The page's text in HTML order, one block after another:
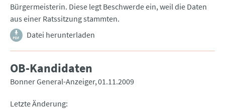
Bürgermeisterin. Diese legt Beschwerde ein, weil die Daten
aus einer Ratssitzung stammten.
Datei herunterladen
OB-Kandidaten
Bonner General-Anzeiger 01.11.2009
Letzte Änderung